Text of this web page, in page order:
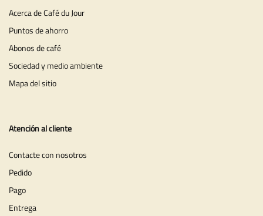
Acerca de Café du Jour
Puntos de ahorro
Abonos de café
Sociedad y medio ambiente
Mapa del sitio
Atención al cliente
Contacte con nosotros
Pedido
Pago
Entrega